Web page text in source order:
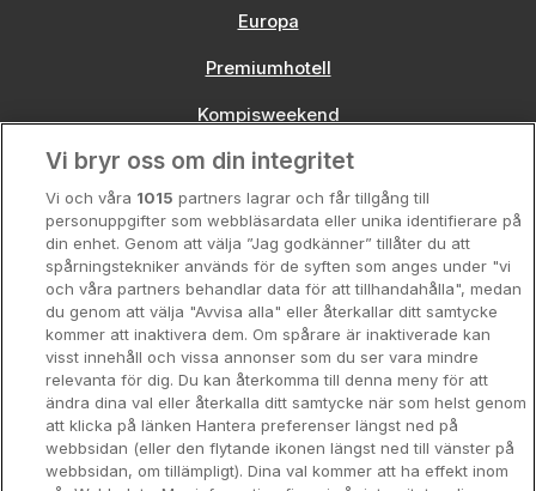
Europa
Premiumhotell
Kompisweekend
Storstadsweekend
Hotellrum under 995 kr
Spahotell
Sydsverige
Om Hotellpremien
Nya hotell
Stadsweekend
Vi bryr oss om din integritet
Vi och våra 1015 partners lagrar och får tillgång till
personuppgifter som webbläsardata eller unika identifierare på
din enhet. Genom att välja ”Jag godkänner” tillåter du att
spårningstekniker används för de syften som anges under "vi
och våra partners behandlar data för att tillhandahålla", medan
du genom att välja "Avvisa alla" eller återkallar ditt samtycke
kommer att inaktivera dem. Om spårare är inaktiverade kan
visst innehåll och vissa annonser som du ser vara mindre
relevanta för dig. Du kan återkomma till denna meny för att
ändra dina val eller återkalla ditt samtycke när som helst genom
att klicka på länken Hantera preferenser längst ned på
webbsidan (eller den flytande ikonen längst ned till vänster på
webbsidan, om tillämpligt). Dina val kommer att ha effekt inom